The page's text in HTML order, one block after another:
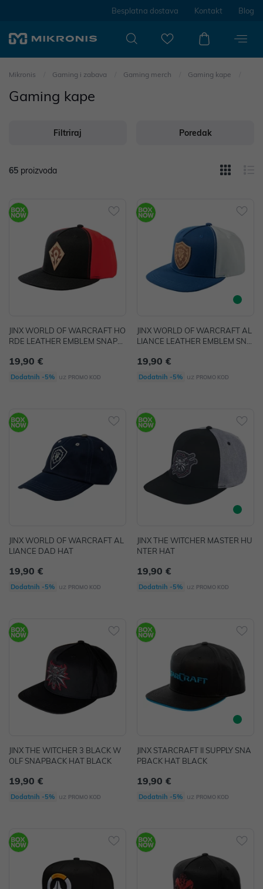
Besplatna dostava Kontakt Blog
Mikronis Gaming i zabava Gaming merch Gaming kape
Gaming kape
Filtriraj Poredak
65 proizvoda
JINX WORLD OF WARCRAFT HO
RDE LEATHER EMBLEM SNAPB
19,90 €
Dodatnih -5% uz PROMO KOD
JINX WORLD OF WARCRAFT AL
LIANCE LEATHER EMBLEM SNA
19,90 €
Dodatnih -5% uz PROMO KOD
JINX WORLD OF WARCRAFT AL
LIANCE DAD HAT
19,90 €
Dodatnih -5% uz PROMO KOD
JINX THE WITCHER MASTER HU
NTER HAT
19,90 €
Dodatnih -5% uz PROMO KOD
JINX THE WITCHER 3 BLACK W
OLF SNAPBACK HAT BLACK
19,90 €
Dodatnih -5% uz PROMO KOD
JINX STARCRAFT II SUPPLY SNA
PBACK HAT BLACK
19,90 €
Dodatnih -5% uz PROMO KOD